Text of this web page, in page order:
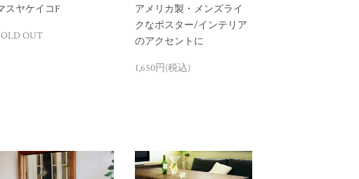
スヤケイコF
OUT
アメリカ製・メンズライ
クなポスター/インテリア
のアクセントに
1,650円(税込)